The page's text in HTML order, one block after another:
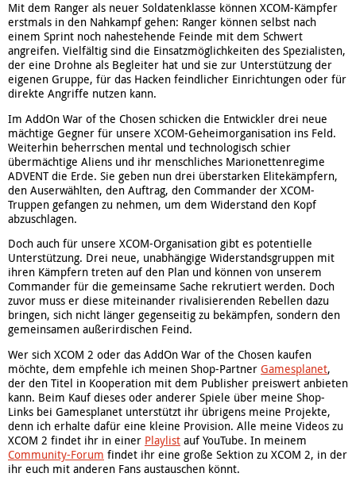
Mit dem Ranger als neuer Soldatenklasse können XCOM-Kämpfer
erstmals in den Nahkampf gehen: Ranger können selbst nach
einem Sprint noch nahestehende Feinde mit dem Schwert
angreifen. Vielfältig sind die Einsatzmöglichkeiten des Spezialisten,
der eine Drohne als Begleiter hat und sie zur Unterstützung der
eigenen Gruppe, für das Hacken feindlicher Einrichtungen oder für
direkte Angriffe nutzen kann.
Im AddOn War of the Chosen schicken die Entwickler drei neue
mächtige Gegner für unsere XCOM-Geheimorganisation ins Feld.
Weiterhin beherrschen mental und technologisch schier
übermächtige Aliens und ihr menschliches Marionettenregime
ADVENT die Erde. Sie geben nun drei überstarken Elitekämpfern,
den Auserwählten, den Auftrag, den Commander der XCOM-
Truppen gefangen zu nehmen, um dem Widerstand den Kopf
abzuschlagen.
Doch auch für unsere XCOM-Organisation gibt es potentielle
Unterstützung. Drei neue, unabhängige Widerstandsgruppen mit
ihren Kämpfern treten auf den Plan und können von unserem
Commander für die gemeinsame Sache rekrutiert werden. Doch
zuvor muss er diese miteinander rivalisierenden Rebellen dazu
bringen, sich nicht länger gegenseitig zu bekämpfen, sondern den
gemeinsamen außerirdischen Feind.
Wer sich XCOM 2 oder das AddOn War of the Chosen kaufen
möchte, dem empfehle ich meinen Shop-Partner Gamesplanet,
der den Titel in Kooperation mit dem Publisher preiswert anbieten
kann. Beim Kauf dieses oder anderer Spiele über meine Shop-
Links bei Gamesplanet unterstützt ihr übrigens meine Projekte,
denn ich erhalte dafür eine kleine Provision. Alle meine Videos zu
XCOM 2 findet ihr in einer Playlist auf YouTube. In meinem
Community-Forum findet ihr eine große Sektion zu XCOM 2, in der
ihr euch mit anderen Fans austauschen könnt.